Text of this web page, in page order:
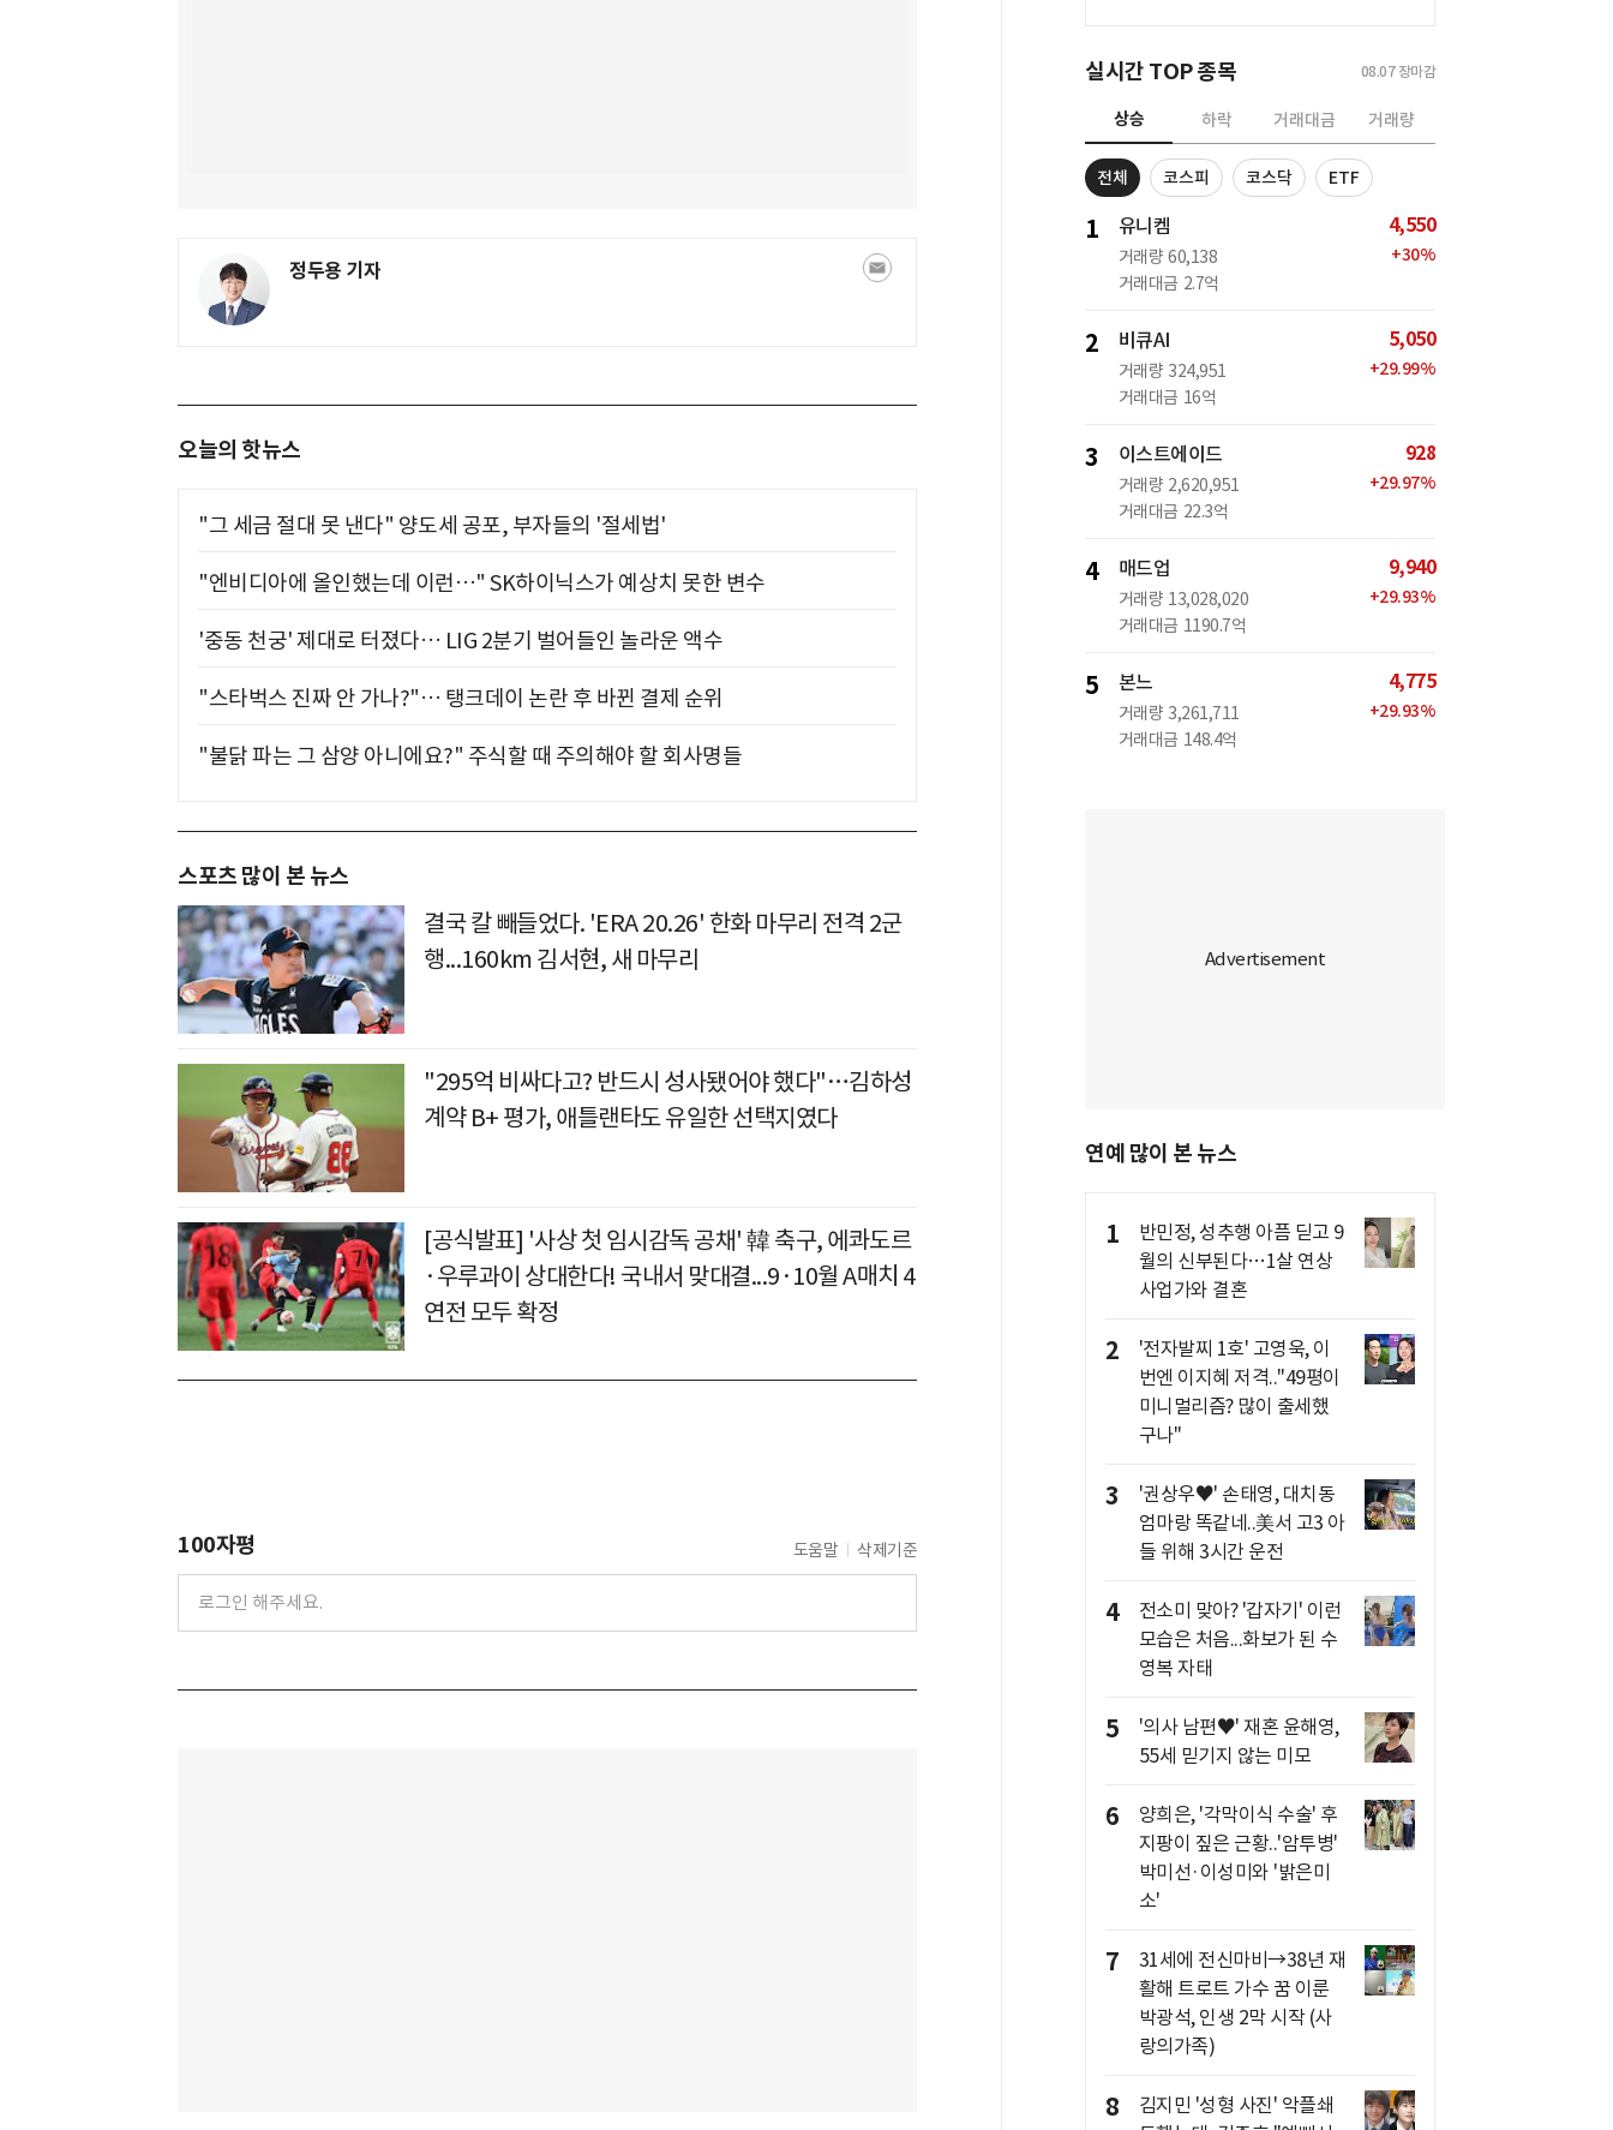
정두용 기자
오늘의 핫뉴스
"그 세금 절대 못 낸다" 양도세 공포, 부자들의 '절세법'
"엔비디아에 올인했는데 이런…" SK하이닉스가 예상치 못한 변수
'중동 천궁' 제대로 터졌다… LIG 2분기 벌어들인 놀라운 액수
"스타벅스 진짜 안 가나?"… 탱크데이 논란 후 바뀐 결제 순위
"불닭 파는 그 삼양 아니에요?" 주식할 때 주의해야 할 회사명들
스포츠 많이 본 뉴스
결국 칼 빼들었다. 'ERA 20.26' 한화 마무리 전격 2군
행...160km 김서현, 새 마무리
"295억 비싸다고? 반드시 성사됐어야 했다"…김하성
계약 B+ 평가, 애틀랜타도 유일한 선택지였다
[공식발표] '사상 첫 임시감독 공채' 韓 축구, 에콰도르
·우루과이 상대한다! 국내서 맞대결...9·10월 A매치 4
연전 모두 확정
100자평 도움말 삭제기준
실시간 TOP 종목 08.07 장마감
상승 하락 거래대금 거래량
전체 코스피 코스닥 ETF
1 유니켐
거래량 60,138
거래대금 2.7억
4,550
+30%
2 비큐AI
거래량 324,951
거래대금 16억
5,050
+29.99%
3 이스트에이드
거래량 2,620,951
거래대금 22.3억
928
+29.97%
4 매드업
거래량 13,028,020
거래대금 1190.7억
9,940
+29.93%
5 본느
거래량 3,261,711
거래대금 148.4억
4,775
+29.93%
연예 많이 본 뉴스
1
반민정, 성추행 아픔 딛고 9
월의 신부된다…1살 연상
사업가와 결혼
2
'전자발찌 1호' 고영욱, 이
번엔 이지혜 저격.."49평이
미니멀리즘? 많이 출세했
구나"
3
'권상우♥' 손태영, 대치동
엄마랑 똑같네..美서 고3 아
들 위해 3시간 운전
4
전소미 맞아? '갑자기' 이런
모습은 처음...화보가 된 수
영복 자태
5
'의사 남편♥' 재혼 윤해영,
55세 믿기지 않는 미모
6
양희은, '각막이식 수술' 후
지팡이 짚은 근황..'암투병'
박미선·이성미와 '밝은미
소'
7
31세에 전신마비→38년 재
활해 트로트 가수 꿈 이룬
박광석, 인생 2막 시작 (사
랑의가족)
8
김지민 '성형 사진' 악플쇄